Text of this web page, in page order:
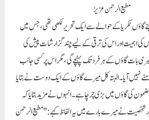
مطیع الرحمن عزیز
گاؤں ٹکریا کے حوالے سے ایک تحریر لکھی تھی، جس میں
اہمیت اور اس کی ترقی کے لیے چند گزارشات پیش کی
بات گاؤں کے ہر فرد تک پہنچے گی، مگر اس پر کسی جانب
نہیں آیا۔ البتہ کل میرے گاؤں کے ایک دوست نے بتایا
کی گاؤں میں بڑی چرچا ہے۔ انہوں نے مزید بتایا کہ
شخصیت نے میرے بارے میں یہ الفاظ کہے: "مطیع الرحمن